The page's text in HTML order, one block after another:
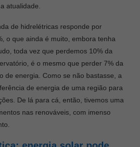
atualidade.
de hidrelétricas responde por
o que ainda é muito, embora tenha
toda vez que perdemos 10% da
é o mesmo que perder 7% da
de energia. Como se não bastasse, a
de energia de uma região para
De lá para cá, então, tivemos uma
nas renováveis, com imenso